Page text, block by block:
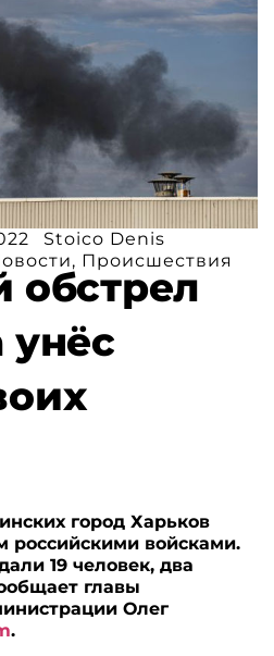
Stoico Denis
, Происшествия
обстрел
унёс
город Харьков
российскими войсками.
19 человек, два
главы
Олег
.